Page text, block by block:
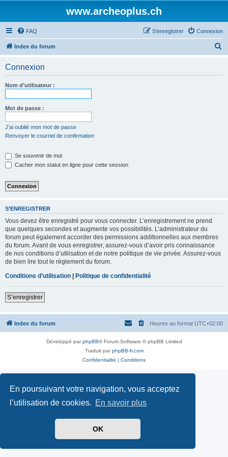
En poursuivant votre navigation, vous acceptez
l’utilisation de cookies. En savoir plus
OK
www.archeoplus.ch
FAQ Connexion
S’enregistrer
Index du forum
Connexion
Nom d’utilisateur :
Mot de passe :
J’ai oublié mon mot de passe
Renvoyer le courriel de confirmation
Se souvenir de moi
Cacher mon statut en ligne pour cette session
S’ENREGISTRER
Vous devez être enregistré pour vous connecter. L’enregistrement ne prend
que quelques secondes et augmente vos possibilités. L’administrateur du
forum peut également accorder des permissions additionnelles aux membres
du forum. Avant de vous enregistrer, assurez-vous d’avoir pris connaissance
de nos conditions d’utilisation et de notre politique de vie privée. Assurez-vous
de bien lire tout le règlement du forum.
Conditions d’utilisation | Politique de confidentialité
S’enregistrer
Index du forum Heures au format UTC+02:00
Développé parphpBB® Forum Software © phpBB Limited
Traduit parphpBB-fr.com
Confidentialité | Conditions